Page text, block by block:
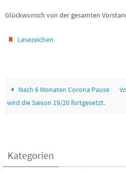
Glückwunsch von der gesamten
Lesezeichen.
Nach 6 Monaten Corona Pause
wird die Saison 19/20 fortgesetzt.
Kategorien